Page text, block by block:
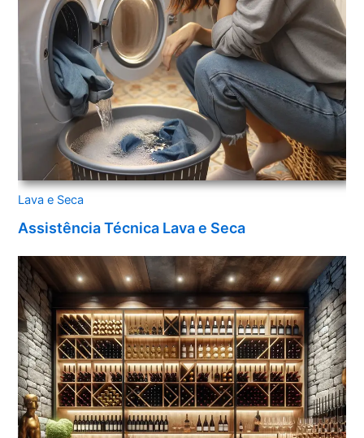
Lava e Seca
Assistência Técnica Lava e Seca